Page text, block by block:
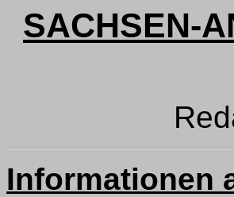
SACHSEN-
Informationen